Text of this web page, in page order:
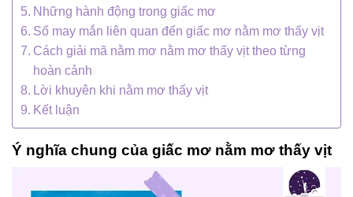
Những hành động trong giấc mơ
Số may mắn liên quan đến giấc mơ nằm mơ thấy vịt
Cách giải mã nằm mơ nằm mơ thấy vịt theo từng
hoàn cảnh
Lời khuyên khi nằm mơ thấy vịt
Kết luận
Ý nghĩa chung của giấc mơ nằm mơ thấy vịt